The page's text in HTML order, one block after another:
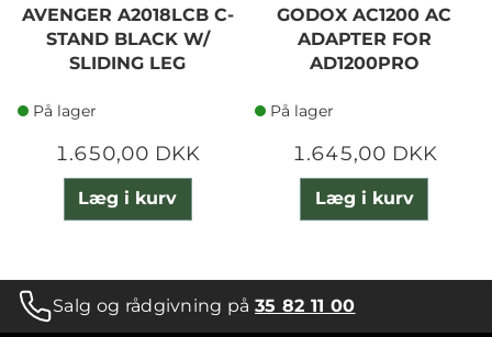
AVENGER A2018LCB C-
STAND BLACK W/
SLIDING LEG
På lager
1.650,00 DKK
Læg i kurv
GODOX AC1200 AC
ADAPTER FOR
AD1200PRO
På lager
1.645,00 DKK
Læg i kurv
Salg og rådgivning på35 82 11 00